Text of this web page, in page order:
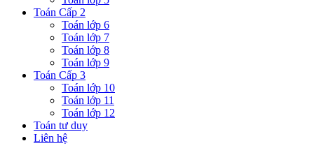
Toán Cấp 2
Toán lớp 6
Toán lớp 7
Toán lớp 8
Toán lớp 9
Toán Cấp 3
Toán lớp 10
Toán lớp 11
Toán lớp 12
Toán tư duy
Liên hệ